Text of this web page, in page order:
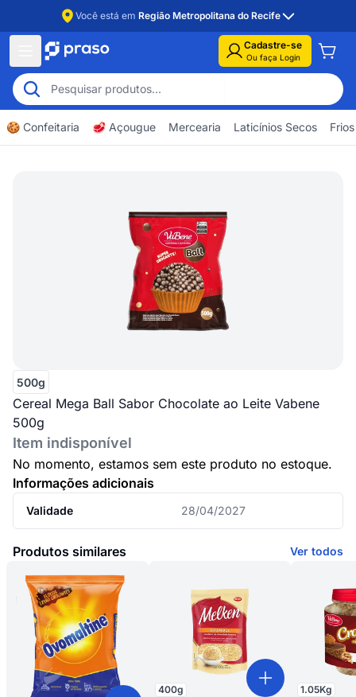
Você está em Região Metropolitana do Recife
Cadastre-se
Ou faça Login
🍪 Confeitaria 🥩 Açougue Mercearia Laticínios Secos
Informações adicionais
Validade 28/04/2027
500g
Cereal Mega Ball Sabor Chocolate ao Leite Vabene
500g
Item indisponível
No momento, estamos sem este produto no estoque.
Produtos similares Ver todos
400g 1.05Kg